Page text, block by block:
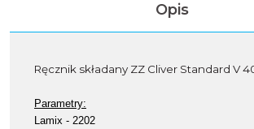
Opis
Ręcznik składany ZZ Cliver Standard V
Parametry:
Lamix - 2202